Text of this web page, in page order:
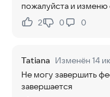
пожалуйста и изменю
Нравится:
2Не нравится:
0 0
Tatiana Изменён 14
Не могу завершить
завершается